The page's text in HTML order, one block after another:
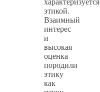
характеризуется
этикой.
Взаимный
интерес
и
высокая
оценка
породили
этику
как